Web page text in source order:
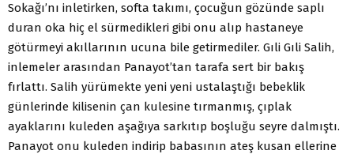
Sokağı’nı inletirken, softa takımı, çocuğun gözünde saplı
duran oka hiç el sürmedikleri gibi onu alıp hastaneye
götürmeyi akıllarının ucuna bile getirmediler. Gıli Gıli Salih,
inlemeler arasından Panayot’tan tarafa sert bir bakış
fırlattı. Salih yürümekte yeni yeni ustalaştığı bebeklik
günlerinde kilisenin çan kulesine tırmanmış, çıplak
ayaklarını kuleden aşağıya sarkıtıp boşluğu seyre dalmıştı.
Panayot onu kuleden indirip babasının ateş kusan ellerine